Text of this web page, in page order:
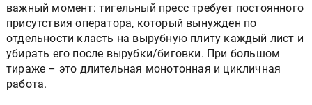
важный момент: тигельный пресс требует постоянного
присутствия оператора, который вынужден по
отдельности класть на вырубную плиту каждый лист и
убирать его после вырубки/биговки. При большом
тираже – это длительная монотонная и цикличная
работа.